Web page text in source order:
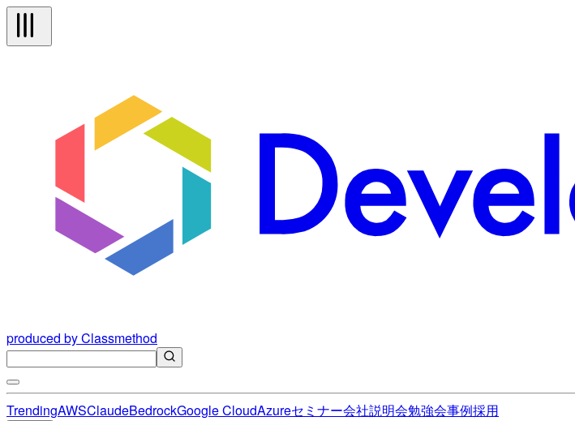
produced by Classmethod
TrendingAWSClaudeBedrockGoogle CloudAzureセミナー会社説明会勉強会事例採用